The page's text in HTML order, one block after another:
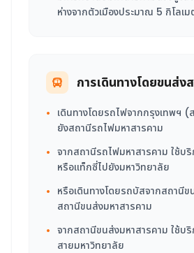
ห่างจากตัวเมืองประมาณ 5 กิโลเม
การเดินทางโดยขนส่ง
• เดินทางโดยรถไฟจากกรุงเทพฯ (
ยังสถานีรถไฟมหาสารคาม
• จากสถานีรถไฟมหาสารคาม ใช้บ
หรือแท็กซี่ไปยังมหาวิทยาลัย
• หรือเดินทางโดยรถบัสจากสถานี
สถานีขนส่งมหาสารคาม
• จากสถานีขนส่งมหาสารคาม ใช้บ
สายมหาวิทยาลัย